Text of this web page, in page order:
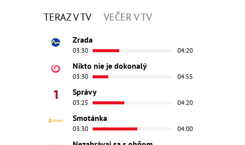
TERAZ V TV VEČER V TV
Zrada
03:30 04:20
Nikto nie je dokonalý
03:30 04:55
Správy
03:25 04:20
Smotánka
03:30 04:00